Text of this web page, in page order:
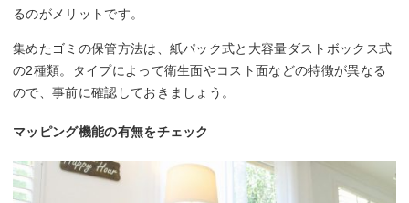
るのがメリットです。
集めたゴミの保管方法は、紙パック式と大容量ダストボックス式
の2種類。タイプによって衛生面やコスト面などの特徴が異なる
ので、事前に確認しておきましょう。
マッピング機能の有無をチェック